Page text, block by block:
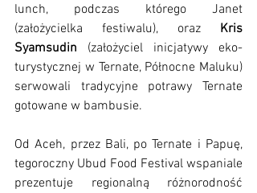
lunch, podczas którego Janet
(założycielka festiwalu), oraz Kris
Syamsudin (założyciel inicjatywy eko-
turystycznej w Ternate, Północne Maluku)
serwowali tradycyjne potrawy Ternate
gotowane w bambusie.
Od Aceh, przez Bali, po Ternate i Papuę,
tegoroczny Ubud Food Festival wspaniale
prezentuje regionalną różnorodność